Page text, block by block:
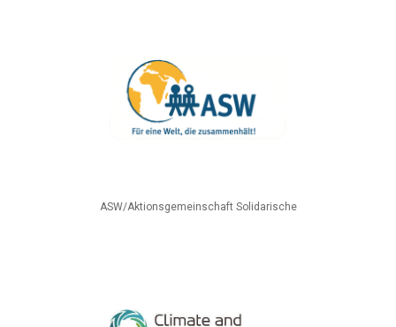
ASW/Aktionsgemeinschaft Solidarische